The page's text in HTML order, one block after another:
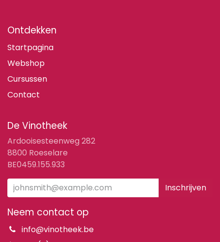
Ontdekken
Startpagina
Webshop
Cursussen
Contact
De Vinotheek
Ardooisesteenweg 282
8800 Roeselare
BE0459.155.933
Inschrijven
Neem contact op
info@vinotheek.be